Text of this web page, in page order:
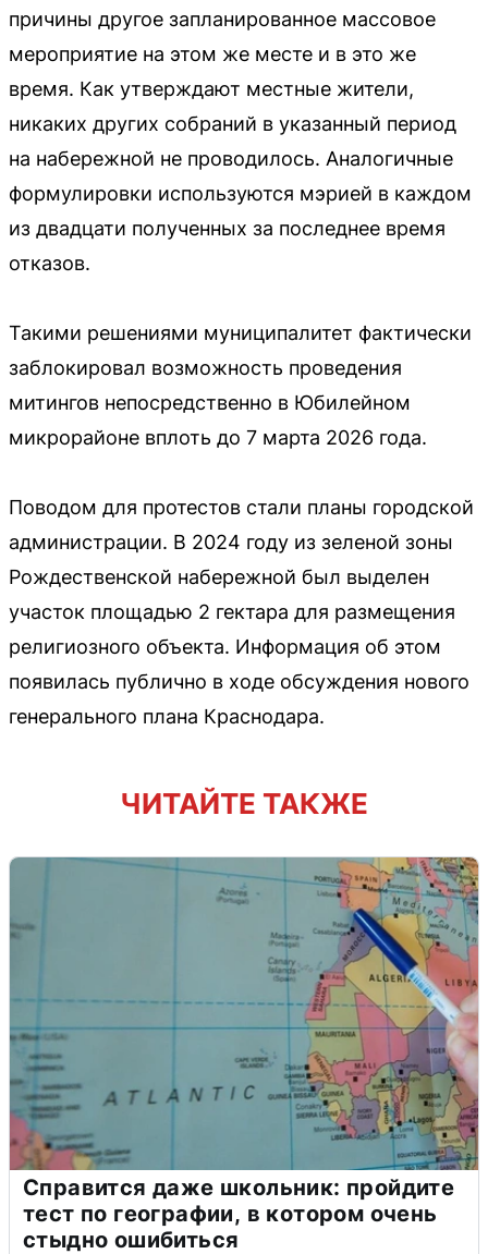
причины другое запланированное массовое
мероприятие на этом же месте и в это же
время. Как утверждают местные жители,
никаких других собраний в указанный период
на набережной не проводилось. Аналогичные
формулировки используются мэрией в каждом
из двадцати полученных за последнее время
отказов.
Такими решениями муниципалитет фактически
заблокировал возможность проведения
митингов непосредственно в Юбилейном
микрорайоне вплоть до 7 марта 2026 года.
Поводом для протестов стали планы городской
администрации. В 2024 году из зеленой зоны
Рождественской набережной был выделен
участок площадью 2 гектара для размещения
религиозного объекта. Информация об этом
появилась публично в ходе обсуждения нового
генерального плана Краснодара.
ЧИТАЙТЕ ТАКЖЕ
Справится даже школьник: пройдите
тест по географии, в котором очень
стыдно ошибиться